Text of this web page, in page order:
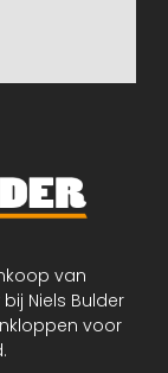
van
Niels Bulder
voor